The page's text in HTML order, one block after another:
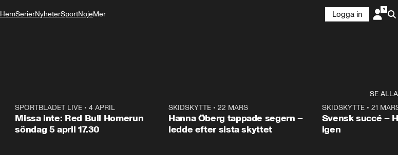
HemSerierNyheterSportNöjeMer
Logga in
SE ALLA
1:03SPORTBLADET LIVE •4 APRIL
Missa inte: Red Bull Homerun
söndag 5 april 17.30
SKIDSKYTTE• 22 MARS
Hanna Öberg tappade segern –
ledde efter sista skyttet
SKIDSKYTTE• 21
Svensk succé –
igen